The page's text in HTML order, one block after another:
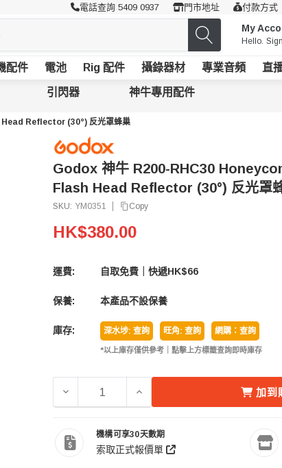
電話查詢 5409 0937 門市地址 付款方式
My
Hello.
配件 電池 Rig 配件 攝錄器材 專業音頻 直
引閃器 神牛專用配件
Reflector (30°) 反光罩蜂巢
Godox 神牛 R200-RHC30
Flash Head Reflector (30°) 反光罩
SKU: YM0351 Copy
HK$380.00
運費: 自取免費｜快遞HK$66
保養: 本產品不設保養
庫存: 深水埗: 查詢 旺角: 查詢 網購：查詢
*以上庫存僅供參考｜點擊上方標籤查詢即時庫存
減少 GODOX 神牛 R200-RHC30
增加 GODOX 神牛 R200-加到
機構可享30天數期
索取正式報價單